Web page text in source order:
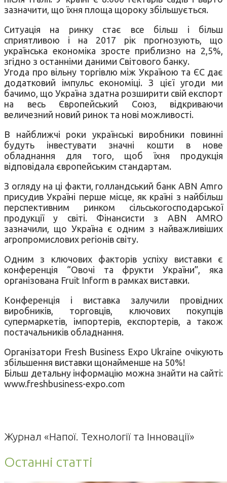
зазначити, що їхня площа щороку збільшується.
Ситуація на ринку стає все більш і більш
сприятливою і на 2017 рік прогнозують, що
українська економіка зросте приблизно на 2,5%,
згідно з останніми даними Світового банку.
Угода про вільну торгівлю між Україною та ЄС дає
додатковий імпульс економіці. З цієї угоди ми
бачимо, що Україна здатна розширити свій експорт
на весь Європейський Союз, відкриваючи
величезний новий ринок та нові можливості.
В найближчі роки українські виробники повинні
будуть інвестувати значні кошти в нове
обладнання для того, щоб їхня продукція
відповідала європейським стандартам.
З огляду на ці факти, голландський банк ABN Amro
присудив Україні перше місце, як країні з найбільш
перспективним ринком сільськогосподарської
продукції у світі. Фінансисти з ABN AMRO
зазначили, що Україна є одним з найважливіших
агропромислових регіонів світу.
Одним з ключових факторів успіху виставки є
конференція “Овочі та фрукти України”, яка
організована Fruit Inform в рамках виставки.
Конференція і виставка залучили провідних
виробників, торговців, ключових покупців
супермаркетів, імпортерів, експортерів, а також
постачальників обладнання.
Організатори Fresh Business Expo Ukraine очікують
збільшення виставки щонайменше на 50%!
Більш детальну інформацію можна знайти на сайті:
www.freshbusiness-expo.com
Журнал «Напої. Технології та Інновації»
Останні статті